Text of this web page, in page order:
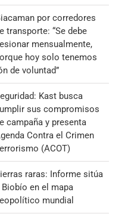
por corredores
transporte: “Se debe
mensualmente,
hoy solo tenemos
de voluntad”
Kast busca
sus compromisos
campaña y presenta
Contra el Crimen
(ACOT)
raras: Informe sitúa
Biobío en el mapa
mundial